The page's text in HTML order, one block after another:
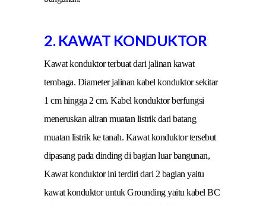
2. KAWAT KONDUKTOR
Kawat konduktor terbuat dari jalinan kawat
tembaga. Diameter jalinan kabel konduktor sekitar
1 cm hingga 2 cm. Kabel konduktor berfungsi
meneruskan aliran muatan listrik dari batang
muatan listrik ke tanah. Kawat konduktor tersebut
dipasang pada dinding di bagian luar bangunan,
Kawat konduktor ini terdiri dari 2 bagian yaitu
kawat konduktor untuk Grounding yaitu kabel BC